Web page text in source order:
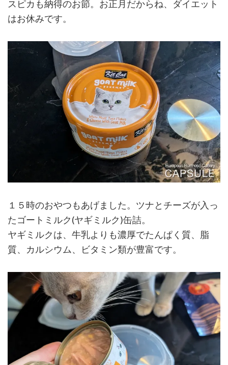
スピカも納得のお節。お正月だからね、ダイエット
はお休みです。
１５時のおやつもあげました。ツナとチーズが入っ
たゴートミルク(ヤギミルク)缶詰。
ヤギミルクは、牛乳よりも濃厚でたんぱく質、脂
質、カルシウム、ビタミン類が豊富です。